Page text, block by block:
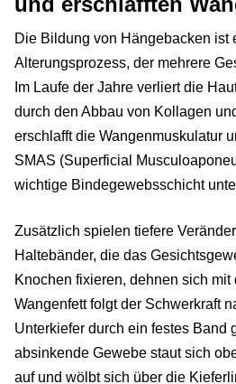
Die Bildung von Hängebacken ist
Alterungsprozess, der mehrere
Im Laufe der Jahre verliert die
durch den Abbau von Kollagen
erschlafft die Wangenmuskulatur
SMAS (Superficial
wichtige Bindegewebsschicht
Zusätzlich spielen tiefere
Haltebänder, die das
Knochen fixieren, dehnen sich mit
Wangenfett folgt der Schwerkraft
Unterkiefer durch ein festes Band
absinkende Gewebe staut sich
auf und wölbt sich über die